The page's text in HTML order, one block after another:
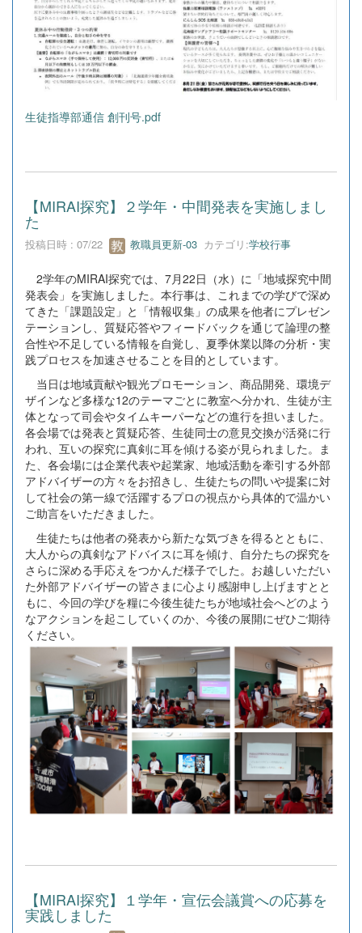
生徒指導部通信 創刊号.pdf
【MIRAI探究】２学年・中間発表を実施しまし
た
投稿日時 : 07/22 教職員更新-03 カテゴリ:学校行事
2学年のMIRAI探究では、7月22日（水）に「地域探究中間
発表会」を実施しました。本行事は、これまでの学びで深め
てきた「課題設定」と「情報収集」の成果を他者にプレゼン
テーションし、質疑応答やフィードバックを通じて論理の整
合性や不足している情報を自覚し、夏季休業以降の分析・実
践プロセスを加速させることを目的としています。
当日は地域貢献や観光プロモーション、商品開発、環境デ
ザインなど多様な12のテーマごとに教室へ分かれ、生徒が主
体となって司会やタイムキーパーなどの進行を担いました。
各会場では発表と質疑応答、生徒同士の意見交換が活発に行
われ、互いの探究に真剣に耳を傾ける姿が見られました。ま
た、各会場には企業代表や起業家、地域活動を牽引する外部
アドバイザーの方々をお招きし、生徒たちの問いや提案に対
して社会の第一線で活躍するプロの視点から具体的で温かい
ご助言をいただきました。
生徒たちは他者の発表から新たな気づきを得るとともに、
大人からの真剣なアドバイスに耳を傾け、自分たちの探究を
さらに深める手応えをつかんだ様子でした。お越しいただい
た外部アドバイザーの皆さまに心より感謝申し上げますとと
もに、今回の学びを糧に今後生徒たちが地域社会へどのよう
なアクションを起こしていくのか、今後の展開にぜひご期待
ください。
【MIRAI探究】１学年・宣伝会議賞への応募を
実践しました